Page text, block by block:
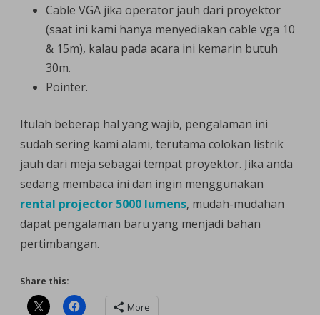
Cable VGA jika operator jauh dari proyektor
(saat ini kami hanya menyediakan cable vga 10
& 15m), kalau pada acara ini kemarin butuh
30m.
Pointer.
Itulah beberap hal yang wajib, pengalaman ini
sudah sering kami alami, terutama colokan listrik
jauh dari meja sebagai tempat proyektor. Jika anda
sedang membaca ini dan ingin menggunakan
rental projector 5000 lumens, mudah-mudahan
dapat pengalaman baru yang menjadi bahan
pertimbangan.
Share this:
More